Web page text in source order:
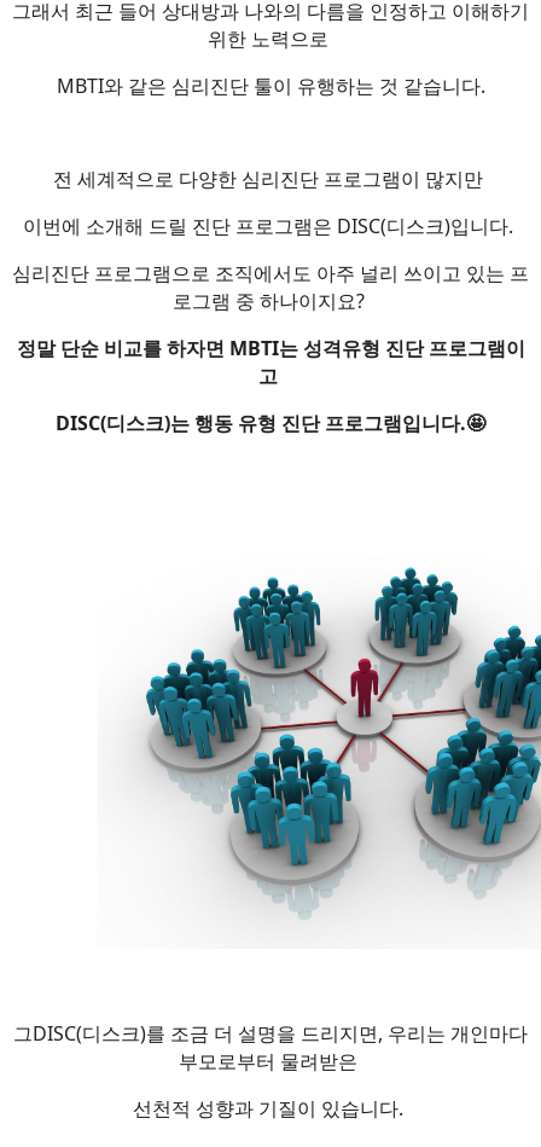
그래서 최근 들어 상대방과 나와의 다름을 인정하고 이해하기
위한 노력으로
MBTI와 같은 심리진단 툴이 유행하는 것 같습니다.
전 세계적으로 다양한 심리진단 프로그램이 많지만
이번에 소개해 드릴 진단 프로그램은 DISC(디스크)입니다.
심리진단 프로그램으로 조직에서도 아주 널리 쓰이고 있는 프
로그램 중 하나이지요?
정말 단순 비교를 하자면 MBTI는 성격유형 진단 프로그램이
고
DISC(디스크)는 행동 유형 진단 프로그램입니다.🤩
그DISC(디스크)를 조금 더 설명을 드리지면, 우리는 개인마다
부모로부터 물려받은
선천적 성향과 기질이 있습니다.